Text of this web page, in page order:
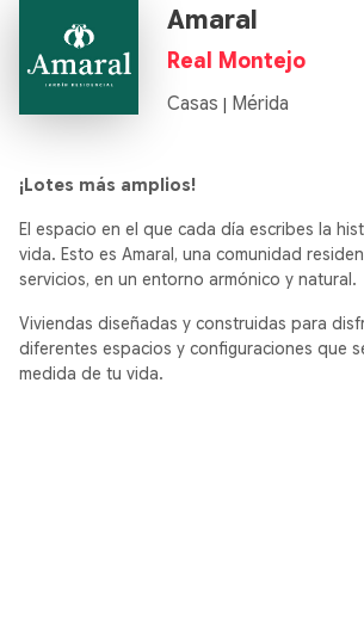
Amaral
Real Montejo
Casas | Mérida
¡Lotes más amplios!
El espacio en el que cada día escribes la
vida. Esto es Amaral, una comunidad
servicios, en un entorno armónico y natural.
Viviendas diseñadas y construidas para
diferentes espacios y configuraciones que
medida de tu vida.